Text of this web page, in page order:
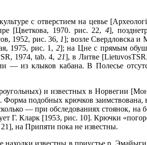
с отверстием на цевье
[Цветкова, 1970. рис. 22, 4],
1952, рис. 36, 1]; возле Свердловска и
1975, рис. 1, 2]; на Цне с прямым
1974, tab. 4, 21], в Литве
из клыков кабана. В Полесье
и известных в Норвегии
Форма подобных крючков заимствована,
— при обследованиях стоянок, на
Г. Кларк [1953, рис. 10]. Крючки
на Припяти пока не известны.